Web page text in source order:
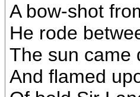
A bow-shot
He rode
The sun came
And flamed